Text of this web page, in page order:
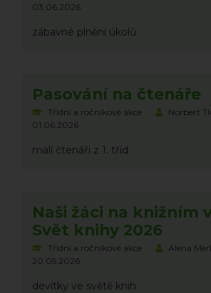
03.06.2026
zábavné plnění úkolů
Pasování na čtenáře
Třídní a ročníkové akce
Norbert
01.06.2026
malí čtenáři z 1. tříd
Naši žáci na knižním
Svět knihy 2026
Třídní a ročníkové akce
Alena
20.05.2026
devítky ve světě knih